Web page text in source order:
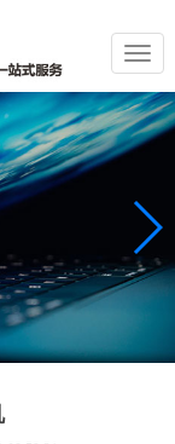
切
换
导
航